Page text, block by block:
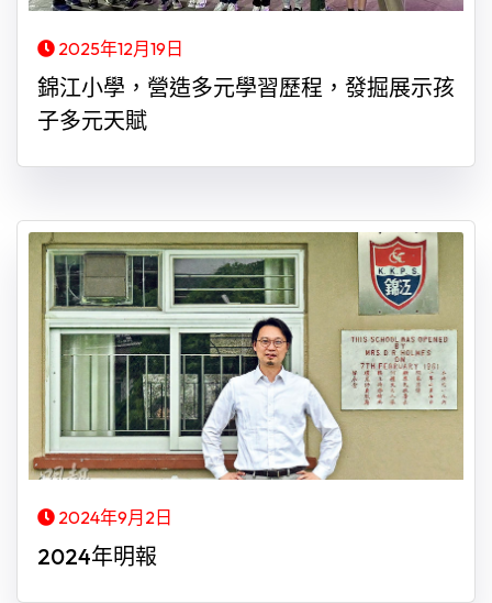
2025年12月19日
錦江小學，營造多元學習歷程，發掘展示孩
子多元天賦
2024年9月2日
2024年明報